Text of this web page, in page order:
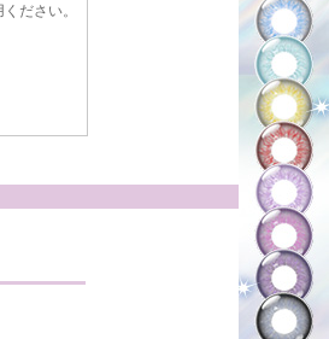
ださい。